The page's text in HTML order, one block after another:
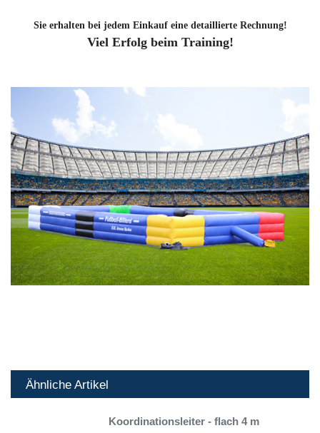
Sie erhalten bei jedem Einkauf eine detaillierte Rechnung!
Viel Erfolg beim Training!
Ähnliche Artikel
Koordinationsleiter - flach 4 m